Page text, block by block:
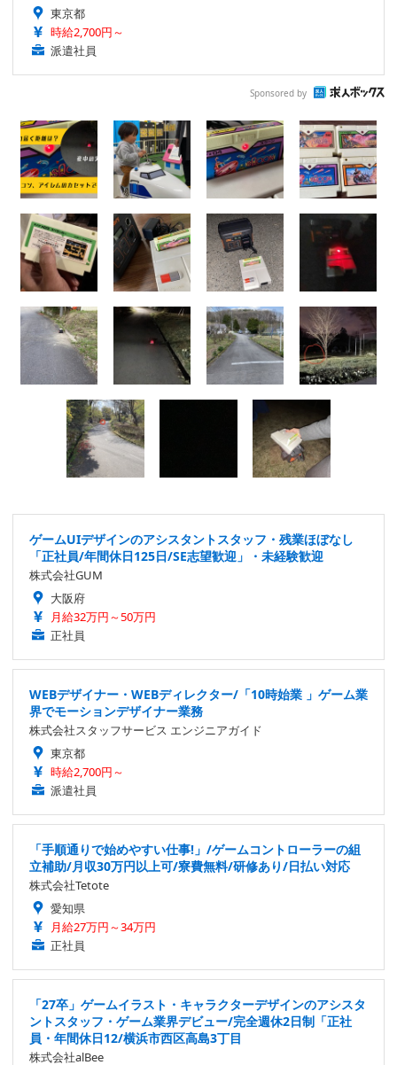
東京都
時給2,700円～
派遣社員
Sponsored by
ゲームUIデザインのアシスタントスタッフ・残業ほぼなし
「正社員/年間休日125日/SE志望歓迎」・未経験歓迎
株式会社GUM
大阪府
月給32万円～50万円
正社員
WEBデザイナー・WEBディレクター/「10時始業 」ゲーム業
界でモーションデザイナー業務
株式会社スタッフサービス エンジニアガイド
東京都
時給2,700円～
派遣社員
「手順通りで始めやすい仕事!」/ゲームコントローラーの組
立補助/月収30万円以上可/寮費無料/研修あり/日払い対応
株式会社Tetote
愛知県
月給27万円～34万円
正社員
「27卒」ゲームイラスト・キャラクターデザインのアシスタ
ントスタッフ・ゲーム業界デビュー/完全週休2日制「正社
員・年間休日12/横浜市西区高島3丁目
株式会社alBee